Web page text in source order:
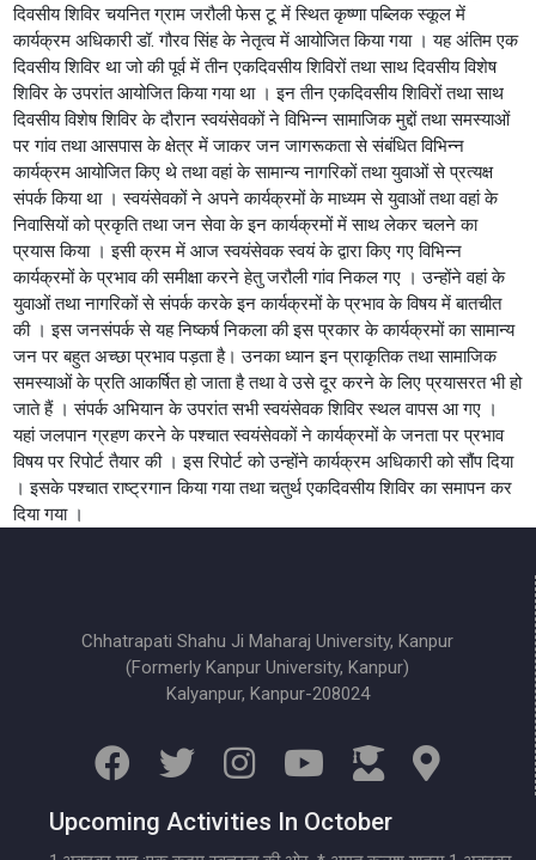
दिवसीय शिविर चयनित ग्राम जरौली फेस टू में स्थित कृष्णा पब्लिक स्कूल में
कार्यक्रम अधिकारी डॉ. गौरव सिंह के नेतृत्व में आयोजित किया गया । यह अंतिम एक
दिवसीय शिविर था जो की पूर्व में तीन एकदिवसीय शिविरों तथा साथ दिवसीय विशेष
शिविर के उपरांत आयोजित किया गया था । इन तीन एकदिवसीय शिविरों तथा साथ
दिवसीय विशेष शिविर के दौरान स्वयंसेवकों ने विभिन्न सामाजिक मुद्दों तथा समस्याओं
पर गांव तथा आसपास के क्षेत्र में जाकर जन जागरूकता से संबंधित विभिन्न
कार्यक्रम आयोजित किए थे तथा वहां के सामान्य नागरिकों तथा युवाओं से प्रत्यक्ष
संपर्क किया था । स्वयंसेवकों ने अपने कार्यक्रमों के माध्यम से युवाओं तथा वहां के
निवासियों को प्रकृति तथा जन सेवा के इन कार्यक्रमों में साथ लेकर चलने का
प्रयास किया । इसी क्रम में आज स्वयंसेवक स्वयं के द्वारा किए गए विभिन्न
कार्यक्रमों के प्रभाव की समीक्षा करने हेतु जरौली गांव निकल गए । उन्होंने वहां के
युवाओं तथा नागरिकों से संपर्क करके इन कार्यक्रमों के प्रभाव के विषय में बातचीत
की । इस जनसंपर्क से यह निष्कर्ष निकला की इस प्रकार के कार्यक्रमों का सामान्य
जन पर बहुत अच्छा प्रभाव पड़ता है। उनका ध्यान इन प्राकृतिक तथा सामाजिक
समस्याओं के प्रति आकर्षित हो जाता है तथा वे उसे दूर करने के लिए प्रयासरत भी हो
जाते हैं । संपर्क अभियान के उपरांत सभी स्वयंसेवक शिविर स्थल वापस आ गए ।
यहां जलपान ग्रहण करने के पश्चात स्वयंसेवकों ने कार्यक्रमों के जनता पर प्रभाव
विषय पर रिपोर्ट तैयार की । इस रिपोर्ट को उन्होंने कार्यक्रम अधिकारी को सौंप दिया
। इसके पश्चात राष्ट्रगान किया गया तथा चतुर्थ एकदिवसीय शिविर का समापन कर
दिया गया ।
Chhatrapati Shahu Ji Maharaj University, Kanpur
(Formerly Kanpur University, Kanpur)
Kalyanpur, Kanpur-208024
Upcoming Activities In October